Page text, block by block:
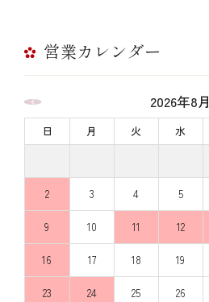
営業カレンダー
2026年8月
日 月 火 水
2 3 4 5
9 10 11 12
16 17 18 19
23 24 25 26